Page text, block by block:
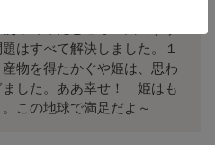
す。
はすべて解決しました。１
物を得たかぐや姫は、思わ
した。ああ幸せ！　姫はも
この地球で満足だよ～